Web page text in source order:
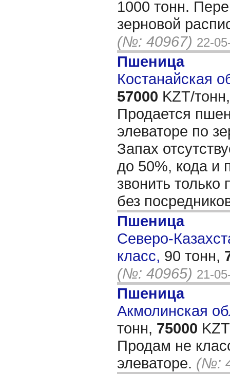
1000 тонн.
зерновой
(№: 40967) 22-
Пшеница
Костанайская
57000 KZT/тонн,
Продается
элеваторе по
Запах
до 50%, кода и
звонить
без
Пшеница
Северо-
класс, 90 тонн,
(№: 40965) 21-
Пшеница
Акмолинская
тонн, 75000
Продам не
элеваторе. (№: